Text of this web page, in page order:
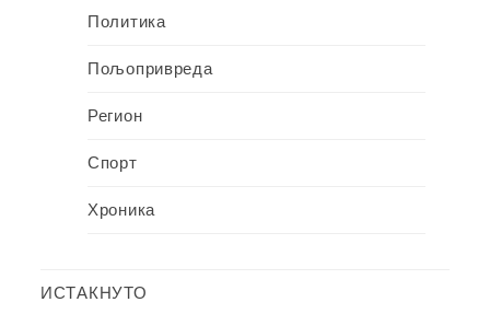
Политика
Пољопривреда
Регион
Спорт
Хроника
ИСТАКНУТО